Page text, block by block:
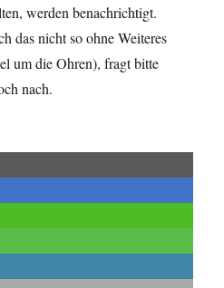
werden benachrichtigt.
das nicht so ohne Weiteres
um die Ohren), fragt bitte
nach.